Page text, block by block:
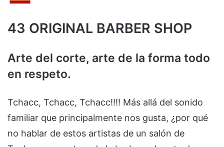
43 ORIGINAL BARBER SHOP
Arte del corte, arte de la forma todo
en respeto.
Tchacc, Tchacc, Tchacc!!!! Más allá del sonido
familiar que principalmente nos gusta, ¿por qué
no hablar de estos artistas de un salón de